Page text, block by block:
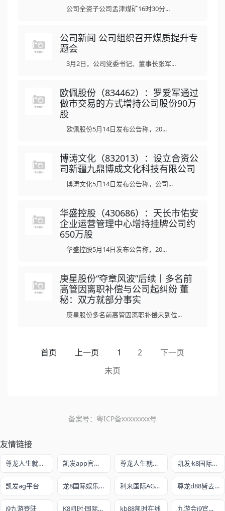
公司全资子公司孟津煤矿16时30分...
公司新闻 公司组织召开煤质提升专
题会
3月2日，公司党委书记、董事长张军...
欧佩股份（834462）：罗爱军通过
做市交易的方式增持公司股份90万
股
欧佩股份5月14日发布公告称，20...
博涛文化（832013）：设立合资公
司新疆九鼎博成文化科技有限公司
博涛文化5月14日发布公告称，公司...
华盛控股（430686）：天长市佑安
企业运营管理中心增持挂牌公司约
650万股
华盛控股5月14日发布公告称，20...
庚星股份“夺章风波”后续丨多名前
高管因离职补偿与公司起纠纷 董
秘：双方就部分事实
庚星股份多名前高管因离职补偿未到位...
首页 上一页 1 2
下一页
末页
备案号： 粤ICP备xxxxxxxx号
友情链接
尊龙人生就是博!开户 凯发app官方网站 尊龙人生就是赌 凯发·k8国际娱乐官网入口
凯发ag平台 龙8国际娱乐老虎机官网 利来国际AG真人旗舰厅 尊龙d88皆去AG发财网
j9九游登陆 K8凯时·国际官方网站 kb88凯时在线 九游会j9官网ag